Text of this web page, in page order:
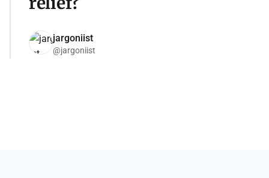
jargoniist
@jargoniist